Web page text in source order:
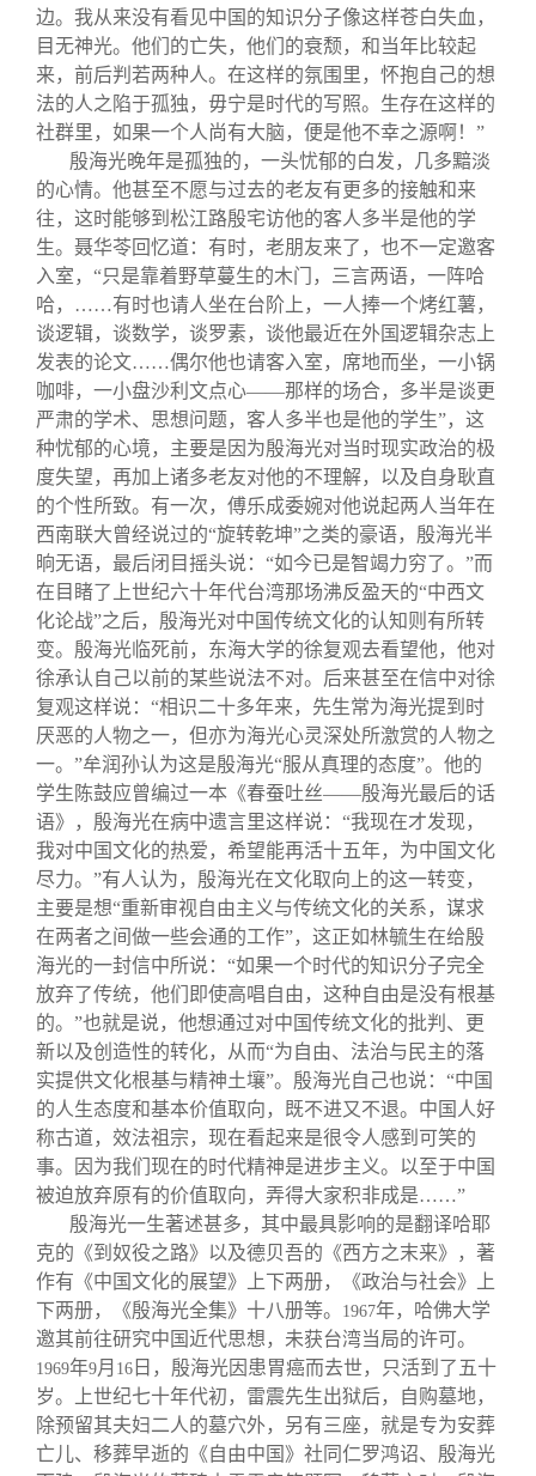
边。我从来没有看见中国的知识分子像这样苍白失血，
目无神光。他们的亡失，他们的衰颓，和当年比较起
来，前后判若两种人。在这样的氛围里，怀抱自己的想
法的人之陷于孤独，毋宁是时代的写照。生存在这样的
社群里，如果一个人尚有大脑，便是他不幸之源啊！”
殷海光晚年是孤独的，一头忧郁的白发，几多黯淡
的心情。他甚至不愿与过去的老友有更多的接触和来
往，这时能够到松江路殷宅访他的客人多半是他的学
生。聂华苓回忆道：有时，老朋友来了，也不一定邀客
入室，“只是靠着野草蔓生的木门，三言两语，一阵哈
哈，……有时也请人坐在台阶上，一人捧一个烤红薯，
谈逻辑，谈数学，谈罗素，谈他最近在外国逻辑杂志上
发表的论文……偶尔他也请客入室，席地而坐，一小锅
咖啡，一小盘沙利文点心——那样的场合，多半是谈更
严肃的学术、思想问题，客人多半也是他的学生”，这
种忧郁的心境，主要是因为殷海光对当时现实政治的极
度失望，再加上诸多老友对他的不理解，以及自身耿直
的个性所致。有一次，傅乐成委婉对他说起两人当年在
西南联大曾经说过的“旋转乾坤”之类的豪语，殷海光半
晌无语，最后闭目摇头说：“如今已是智竭力穷了。”而
在目睹了上世纪六十年代台湾那场沸反盈天的“中西文
化论战”之后，殷海光对中国传统文化的认知则有所转
变。殷海光临死前，东海大学的徐复观去看望他，他对
徐承认自己以前的某些说法不对。后来甚至在信中对徐
复观这样说：“相识二十多年来，先生常为海光提到时
厌恶的人物之一，但亦为海光心灵深处所激赏的人物之
一。”牟润孙认为这是殷海光“服从真理的态度”。他的
学生陈鼓应曾编过一本《春蚕吐丝——殷海光最后的话
语》，殷海光在病中遗言里这样说：“我现在才发现，
我对中国文化的热爱，希望能再活十五年，为中国文化
尽力。”有人认为，殷海光在文化取向上的这一转变，
主要是想“重新审视自由主义与传统文化的关系，谋求
在两者之间做一些会通的工作”，这正如林毓生在给殷
海光的一封信中所说：“如果一个时代的知识分子完全
放弃了传统，他们即使高唱自由，这种自由是没有根基
的。”也就是说，他想通过对中国传统文化的批判、更
新以及创造性的转化，从而“为自由、法治与民主的落
实提供文化根基与精神土壤”。殷海光自己也说：“中国
的人生态度和基本价值取向，既不进又不退。中国人好
称古道，效法祖宗，现在看起来是很令人感到可笑的
事。因为我们现在的时代精神是进步主义。以至于中国
被迫放弃原有的价值取向，弄得大家积非成是……”
殷海光一生著述甚多，其中最具影响的是翻译哈耶
克的《到奴役之路》以及德贝吾的《西方之末来》，著
作有《中国文化的展望》上下两册，《政治与社会》上
下两册，《殷海光全集》十八册等。
1967年，哈佛大学
邀其前往研究中国近代思想，未获台湾当局的许可。
1969年9月 16 日，殷海光因患胃癌而去世，只活到了五十
岁。上世纪七十年代初，雷震先生出狱后，自购墓地，
除预留其夫妇二人的墓穴外，另有三座，就是专为安葬
亡儿、移葬早逝的《自由中国》社同仁罗鸿诏、殷海光